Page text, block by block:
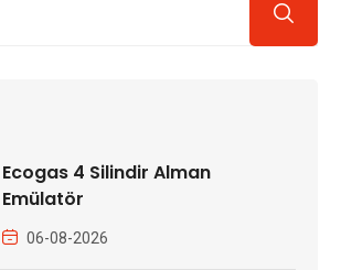
Ecogas 4 Silindir Alman
Emülatör
06-08-2026